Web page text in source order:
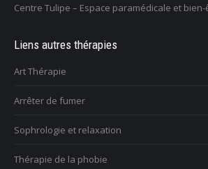
Centre Tulipe – Espace paramédicale et bien-
Liens autres thérapies
Art Thérapie
Arrêter de fumer
Sophrologie et relaxation
Thérapie de la phobie